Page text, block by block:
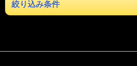
絞り込み条件